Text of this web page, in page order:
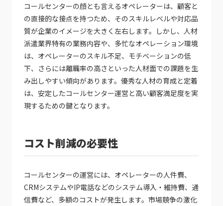
コールセンターの顔とも言えるオペレーターは、顧客と
の直接的な接点を持つため、そのスキルレベルや対応品
質が企業のイメージを大きく左右します。しかし、人材
派遣業界特有の業務内容や、多忙なオペレーション環境
は、オペレーターのスキル不足、モチベーションの低
下、さらには離職率の高さといった人材面での課題を生
み出しやすい傾向があります。優秀な人材の育成と定着
は、安定したコールセンター運営と高い顧客満足度を実
現するための鍵となります。
コスト削減の必要性
コールセンターの運営には、オペレーターの人件費、
CRMシステムやIP電話などのシステム導入・維持費、通
信費など、多額のコストが発生します。市場競争の激化